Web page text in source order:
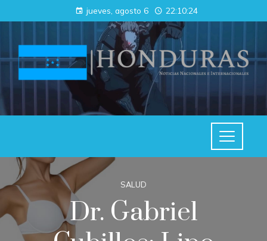
jueves, agosto 6 22:10:25
SALUD
Dr. Gabriel